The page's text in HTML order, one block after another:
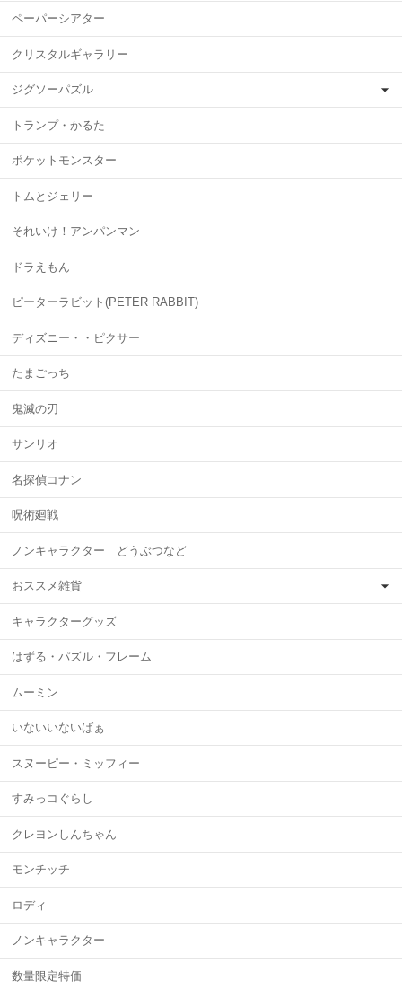
ペーパーシアター
クリスタルギャラリー
ジグソーパズル
トランプ・かるた
ポケットモンスター
トムとジェリー
それいけ！アンパンマン
ドラえもん
ピーターラビット(PETER RABBIT)
ディズニー・・ピクサー
たまごっち
鬼滅の刃
サンリオ
名探偵コナン
呪術廻戦
ノンキャラクター どうぶつなど
おススメ雑貨
キャラクターグッズ
はずる・パズル・フレーム
ムーミン
いないいないばぁ
スヌーピー・ミッフィー
すみっコぐらし
クレヨンしんちゃん
モンチッチ
ロディ
ノンキャラクター
数量限定特価